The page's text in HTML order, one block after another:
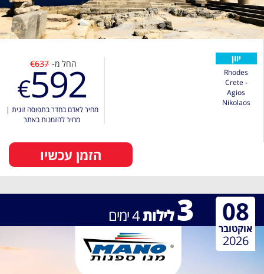
יוון
Rhodes
Crete -
Agios
Nikolaos
החל מ- €637
€592
מחיר לאדם בחדר בתפוסה זוגית |
מחיר להזמנות באתר
הזמן עכשיו
3לילות4ימים 08
אוקטובר
2026